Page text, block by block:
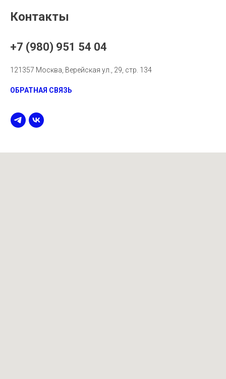
Контакты
+7 (980) 951 54 04
121357 Москва, Верейская ул., 29, стр. 134
ОБРАТНАЯ СВЯЗЬ